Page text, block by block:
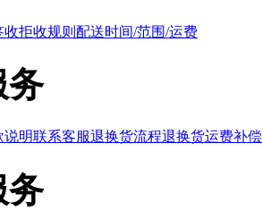
收拒收规则 配送时间/范围/运费
务
说明联系客服退换货流程退换货运费补
务